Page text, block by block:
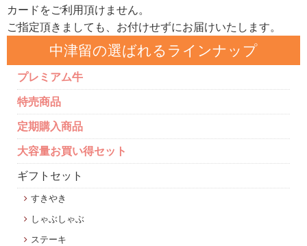
カードをご利用頂けません。
ご指定頂きましても、お付けせずにお届けいたします。
中津留の選ばれるラインナップ
プレミアム牛
特売商品
定期購入商品
大容量お買い得セット
ギフトセット
すきやき
しゃぶしゃぶ
ステーキ